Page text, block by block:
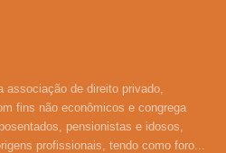
associação de direito privado,
fins não econômicos e congrega
pensionistas e idosos,
profissionais, tendo como foro...